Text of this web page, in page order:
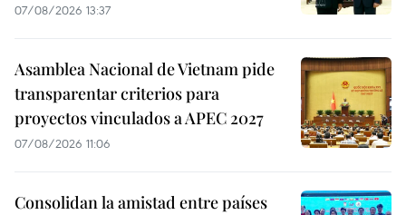
07/08/2026 13:37
Asamblea Nacional de Vietnam pide
transparentar criterios para
proyectos vinculados a APEC 2027
07/08/2026 11:06
Consolidan la amistad entre países